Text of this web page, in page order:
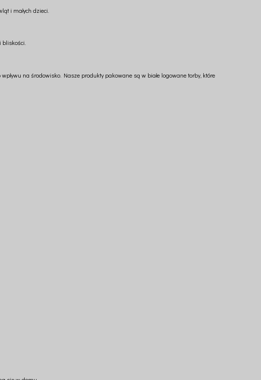
i małych dzieci.
bliskości.
na środowisko. Nasze produkty pakowane są w białe logowane torby, które